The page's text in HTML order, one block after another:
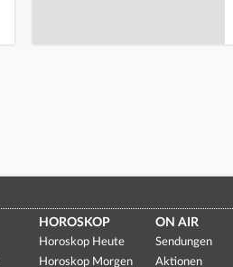
HOROSKOP
Horoskop Heute
Horoskop Morgen
ON AIR
Sendungen
Aktionen